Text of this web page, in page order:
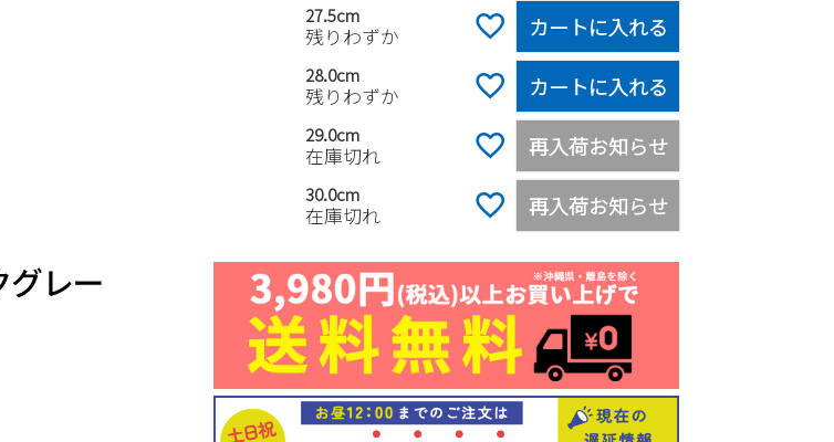
27.5cm
残りわずか カートに入れる
28.0cm
残りわずか カートに入れる
29.0cm
在庫切れ 再入荷お知らせ
30.0cm
在庫切れ 再入荷お知らせ